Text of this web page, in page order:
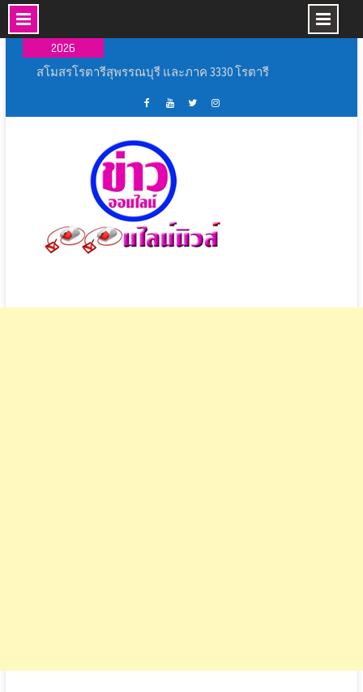
Skip
content
2026
สโมสรโรตารีสุพรรณบุรี และภาค 3330 โรตารี
(Save Road Save Live : SRSL)
สำราญ ประจำปีการศึกษา ๒๕๖๙
เหล่ากาชาดจังหวัดนครปฐม มอบบ้านกาชาด
รวมใจ ช่วยเหลือผู้ประสบวาตภัย ในพื้นที่อำเภอ
กำแพงแสน
พิธีเปิดงาน ” ร้อยรัก รวมใจ สตรีไทยบางปลาม้า ”
ประจำ ปี 2569
สุพรรณบุรี ผนึกกำลังทุกภาคส่วนฝึกทักษะและเพิ่ม
บุ้ค
ศูนย์
ข่าว
ออนไลน์
นิ
วส์
ทู้
ปอ
อน
ไลน์
นิ